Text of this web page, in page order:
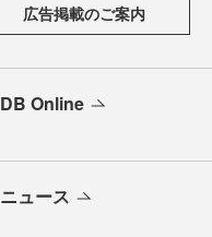
広告掲載のご案内
DB Online
ニュース